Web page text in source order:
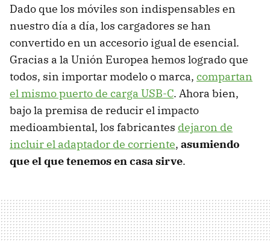
Dado que los móviles son indispensables en
nuestro día a día, los cargadores se han
convertido en un accesorio igual de esencial.
Gracias a la Unión Europea hemos logrado que
todos, sin importar modelo o marca, compartan
el mismo puerto de carga USB-C. Ahora bien,
bajo la premisa de reducir el impacto
medioambiental, los fabricantes dejaron de
incluir el adaptador de corriente, asumiendo
que el que tenemos en casa sirve.